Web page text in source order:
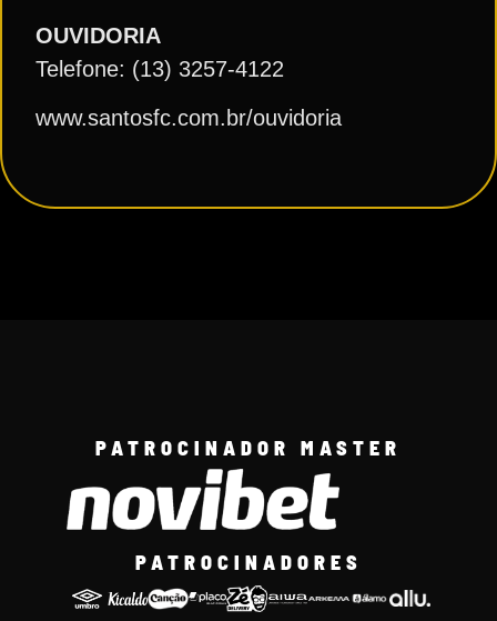
OUVIDORIA
Telefone: (13) 3257-4122
www.santosfc.com.br/ouvidoria
PATROCINADOR MASTER
PATROCINADORES